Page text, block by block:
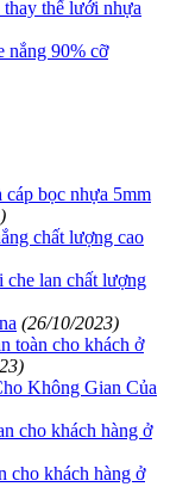
thế lưới nhựa
nắng 90% cỡ
bọc nhựa 5mm
chất lượng cao
lan chất lượng
(26/10/2023)
toàn cho khách ở
Không Gian Của
cho khách hàng ở
cho khách hàng ở